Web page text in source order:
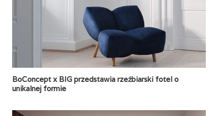
BoConcept x BIG przedstawia rzeźbiarski fotel o
unikalnej formie